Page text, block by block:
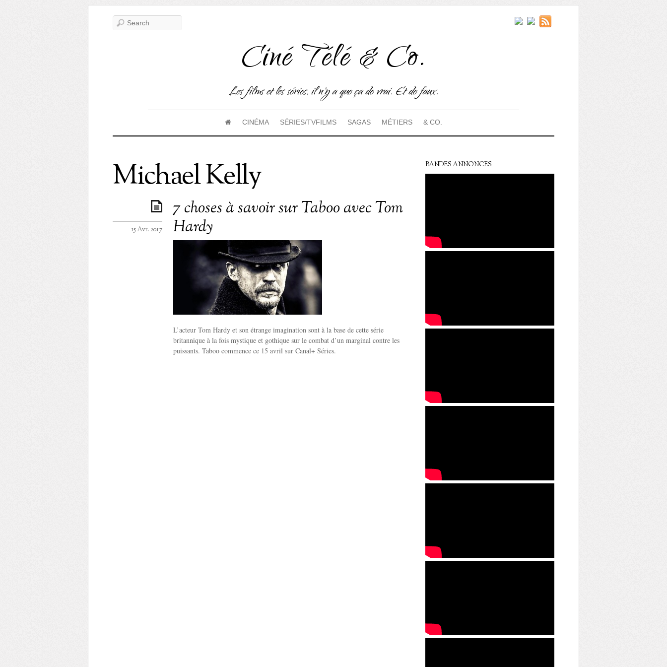
Ciné Télé & Co.
Les films et les séries, il n'y a que ça de vrai. Et de faux.
CINÉMA SÉRIES/TVFILMS SAGAS MÉTIERS & CO.
Michael Kelly
7 choses à savoir sur Taboo avec Tom
Hardy
15 Avr. 2017
L’acteur Tom Hardy et son étrange imagination sont à la base de cette série
britannique à la fois mystique et gothique sur le combat d’un marginal contre les
puissants. Taboo commence ce 15 avril sur Canal+ Séries.
BANDES ANNONCES